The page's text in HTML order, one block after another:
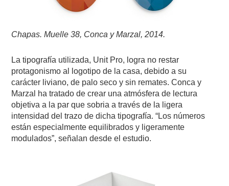
Chapas. Muelle 38, Conca y Marzal, 2014.
La tipografía utilizada, Unit Pro, logra no restar
protagonismo al logotipo de la casa, debido a su
carácter liviano, de palo seco y sin remates. Conca y
Marzal ha tratado de crear una atmósfera de lectura
objetiva a la par que sobria a través de la ligera
intensidad del trazo de dicha tipografía. “Los números
están especialmente equilibrados y ligeramente
modulados”, señalan desde el estudio.